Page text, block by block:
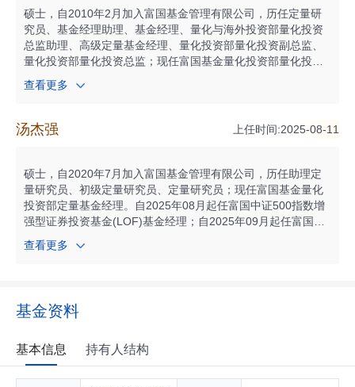
硕士，自2010年2月加入富国基金管理有限公司，历任定量研
究员、基金经理助理、基金经理、量化与海外投资部量化投资
总监助理、高级定量基金经理、量化投资部量化投资副总监、
量化投资部量化投资总监；现任富国基金量化投资部量化投资
总监兼资深定量基金经理。自2014年11月起任富国中证红利指
数增强型证券投资基金基金经理；自2014年11月起任富国沪深
00指数增强型证券投资基金(LOF)基金经理；自2014年11月起
任上证综指交易型开放式指数证券投资基金基金经理；自2015
基金基金经理；自2018年05月起任富国中证1000指数增强型证
券投资基金（LOF）基金经理；自2019年01月起任富国MSCI
中国A股国际通指数增强型证券投资基金基金经理；自2020年0
2月起任富国量化对冲策略三个月持有期灵活配置混合型证券投
证券投资基金基金经理；自2025年05月起任富国上证科创板综
查看更多
汤杰强 上任时间:2025-08-11
硕士，自2020年7月加入富国基金管理有限公司，历任助理定
量研究员、初级定量研究员、定量研究员；现任富国基金量化
投资部定量基金经理。自2025年08月起任富国中证500指数增
强型证券投资基金(LOF)基金经理；自2025年09月起任富国中
证国企一带一路交易型开放式指数证券投资基金联接基金基金
经理；自2025年09月起任富国中证央企创新驱动交易型开放式
自2025年09月起任富国中证国企一带一路交易型开放式指数证
券投资基金基金经理；具有基金从业资格。
查看更多
基金资料
基本信息 持有人结构